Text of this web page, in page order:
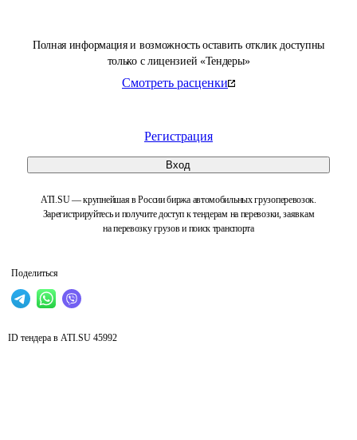
Полная информация и возможность оставить отклик доступны
только с лицензией «Тендеры»
Смотреть расценки
Регистрация
Вход
ATI.SU — крупнейшая в России биржа автомобильных грузоперевозок.
Зарегистрируйтесь и получите доступ к тендерам на перевозки, заявкам
на перевозку грузов и поиск транспорта
Поделиться
ID тендера в ATI.SU 45992